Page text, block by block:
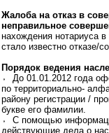
Жалоба на отказ в
неправильное
нахождения нотариуса
стало известно отказе/
Порядок ведения
⬫ До 01.01.2012 года
по территориально-
району регистрации /
букве его фамилии.
⬫ С помощью
действующие дела о